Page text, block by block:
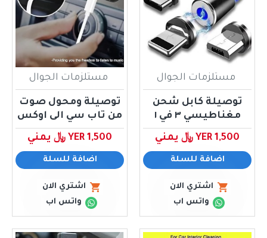
مستلزمات الجوال
توصيلة كابل شحن
مغناطيسي ٣ في ١
YER 1,500 ﷼ يمني
اضافة للسلة
اشتري الان
واتس اب
مستلزمات الجوال
توصيلة ومحول صوت
من تاب سي الى اوكس
YER 1,500 ﷼ يمني
اضافة للسلة
اشتري الان
واتس اب